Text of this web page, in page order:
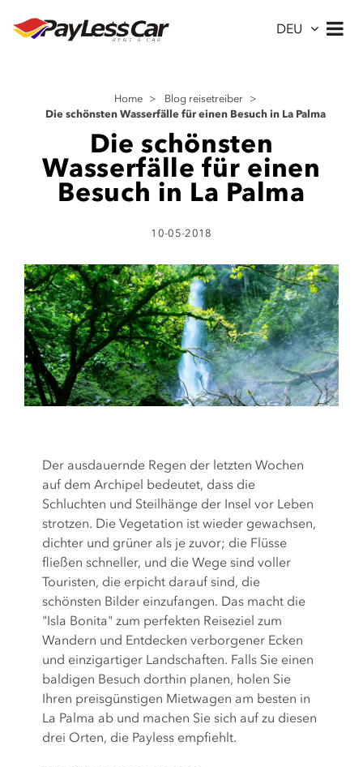
DEU
Home > Blog reisetreiber >
Die schönsten Wasserfälle für einen Besuch in La Palma
Die schönsten
Wasserfälle für einen
Besuch in La Palma
10-05-2018
Der ausdauernde Regen der letzten Wochen
auf dem Archipel bedeutet, dass die
Schluchten und Steilhänge der Insel vor Leben
strotzen. Die Vegetation ist wieder gewachsen,
dichter und grüner als je zuvor; die Flüsse
fließen schneller, und die Wege sind voller
Touristen, die erpicht darauf sind, die
schönsten Bilder einzufangen. Das macht die
"Isla Bonita" zum perfekten Reiseziel zum
Wandern und Entdecken verborgener Ecken
und einzigartiger Landschaften. Falls Sie einen
baldigen Besuch dorthin planen, holen Sie
Ihren preisgünstigen Mietwagen am besten in
La Palma ab und machen Sie sich auf zu diesen
drei Orten, die Payless empfiehlt.